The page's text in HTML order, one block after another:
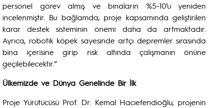
personel görev almış ve binaların %5-10’u yeniden
incelenmiştir. Bu bağlamda, proje kapsamında geliştirilen
karar destek sisteminin önemi daha da artmaktadır.
Ayrıca, robotik köpek sayesinde artçı depremler sırasında
bina içerisine girip risk altında çalışmanın önüne
geçilebilecektir.”
Ülkemizde ve Dünya Genelinde Bir İlk
Proje Yürütücüsü Prof. Dr. Kemal Hacıefendioğlu, projenin